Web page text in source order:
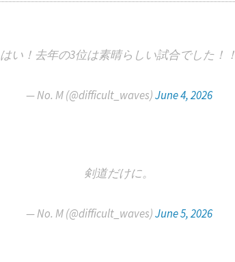
はい！去年の3位は素晴らしい試合でした！！
— No. M (@difficult_waves)June 4, 2026
剣道だけに。
— No. M (@difficult_waves)June 5, 2026